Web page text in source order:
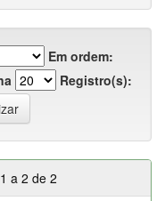
Em ordem:
Registro(s):
a 2 de 2